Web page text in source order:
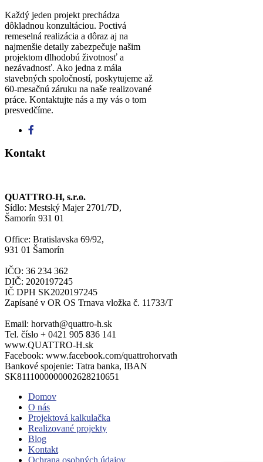
Každý jeden projekt prechádza
dôkladnou konzultáciou. Poctivá
remeselná realizácia a dôraz aj na
najmenšie detaily zabezpečuje našim
projektom dlhodobú životnosť a
nezávadnosť. Ako jedna z mála
stavebných spoločností, poskytujeme až
60-mesačnú záruku na naše realizované
práce. Kontaktujte nás a my vás o tom
presvedčíme.
Kontakt
QUATTRO-H, s.r.o.
Sídlo: Mestský Majer 2701/7D,
Šamorín 931 01
Office: Bratislavska 69/92,
931 01 Šamorín
IČO: 36 234 362
DIČ: 2020197245
IČ DPH SK2020197245
Zapísané v OR OS Trnava vložka č. 11733/T
Email: horvath@quattro-h.sk
Tel. číslo + 0421 905 836 141
www.QUATTRO-H.sk
Facebook: www.facebook.com/quattrohorvath
Bankové spojenie: Tatra banka, IBAN
SK8111000000002628210651
Domov
O nás
Projektová kalkulačka
Realizované projekty
Blog
Kontakt
Ochrana osobných údajov